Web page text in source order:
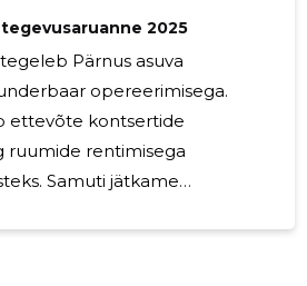
tegevusaruanne 2025
Pärnus asuva
opereerimisega.
ettevõte kontsertide
ruumide rentimisega
Samuti jätkame